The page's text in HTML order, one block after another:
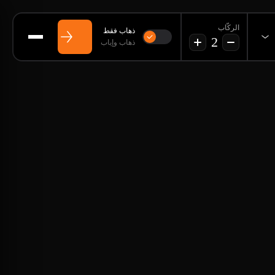
الركّاب
2
ذهاب فقط
ذهاب وإياب